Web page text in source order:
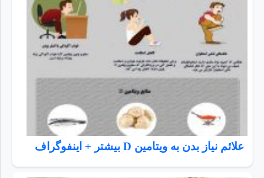
علائم نیاز بدن به ویتامین D بیشتر + اینفوگراف